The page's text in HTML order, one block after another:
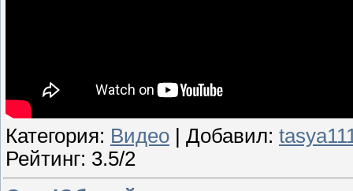
Категория: Видео | Добавил:
Рейтинг: 3.5/2